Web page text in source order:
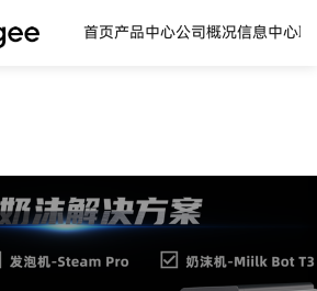
首页产品中心公司概况信息中心